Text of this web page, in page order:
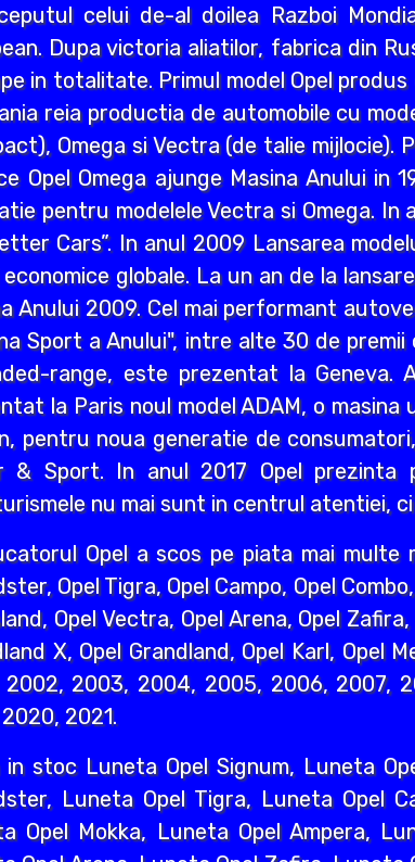
celui de-al doilea Razboi
Dupa victoria aliatilor, fabrica din
in totalitate. Primul model Opel
reia productia de automobile cu
Omega si Vectra (de talie mijlocie).
Opel Omega ajunge Masina Anului in
pentru modelele Vectra si Omega. In
Cars”. In anul 2009 Lansarea
globale. La un an de la
Anului 2009. Cel mai performant
Sport a Anului", intre alte 30 de
range, este prezentat la Geneva.
la Paris noul model ADAM, o
pentru noua generatie de
& Sport. In anul 2017 Opel prezinta
nu mai sunt in centrul atentiei,
Opel a scos pe piata mai multe
Opel Tigra, Opel Campo, Opel
Opel Vectra, Opel Arena, Opel
X, Opel Grandland, Opel Karl, Opel
2002, 2003, 2004, 2005, 2006, 2007,
2021.
in stoc Luneta Opel Signum, Luneta
Luneta Opel Tigra, Luneta Opel
Opel Mokka, Luneta Opel Ampera,